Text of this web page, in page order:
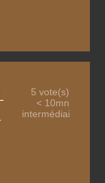
5 vote(s)
< 10mn
intermédiaire